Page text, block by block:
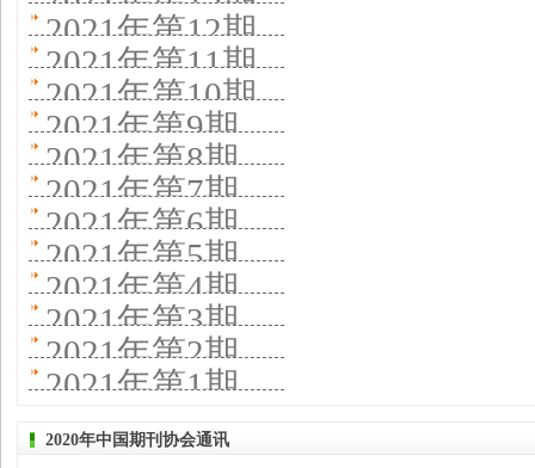
2021年第12期
2021年第11期
2021年第10期
2021年第9期
2021年第8期
2021年第7期
2021年第6期
2021年第5期
2021年第4期
2021年第3期
2021年第2期
2021年第1期
2020年中国期刊协会通讯